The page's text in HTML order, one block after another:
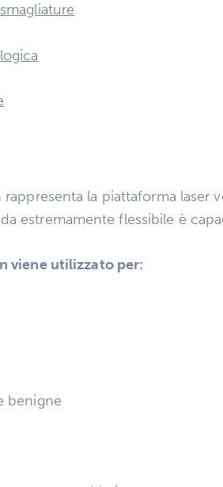
rappresenta la piattaforma
estremamente flessibile è
viene utilizzato per:
benigne